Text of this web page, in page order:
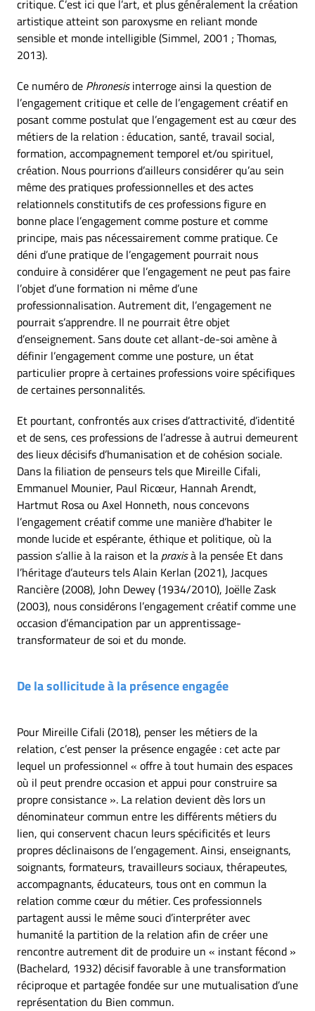
critique. C’est ici que l’art, et plus généralement la création
artistique atteint son paroxysme en reliant monde
sensible et monde intelligible (Simmel, 2001 ; Thomas,
2013).
Ce numéro de Phronesisinterroge ainsi la question de
l’engagement critique et celle de l’engagement créatif en
posant comme postulat que l’engagement est au cœur des
métiers de la relation : éducation, santé, travail social,
formation, accompagnement temporel et/ou spirituel,
création. Nous pourrions d’ailleurs considérer qu’au sein
même des pratiques professionnelles et des actes
relationnels constitutifs de ces professions figure en
bonne place l’engagement comme posture et comme
principe, mais pas nécessairement comme pratique. Ce
déni d’une pratique de l’engagement pourrait nous
conduire à considérer que l’engagement ne peut pas faire
l’objet d’une formation ni même d’une
professionnalisation. Autrement dit, l’engagement ne
pourrait s’apprendre. Il ne pourrait être objet
d’enseignement. Sans doute cet allant-de-soi amène à
définir l’engagement comme une posture, un état
particulier propre à certaines professions voire spécifiques
de certaines personnalités.
Et pourtant, confrontés aux crises d’attractivité, d’identité
et de sens, ces professions de l’adresse à autrui demeurent
des lieux décisifs d’humanisation et de cohésion sociale.
Dans la filiation de penseurs tels que Mireille Cifali,
Emmanuel Mounier, Paul Ricœur, Hannah Arendt,
Hartmut Rosa ou Axel Honneth, nous concevons
l’engagement créatif comme une manière d’habiter le
monde lucide et espérante, éthique et politique, où la
passion s’allie à la raison et la praxisà la pensée Et dans
l’héritage d’auteurs tels Alain Kerlan (2021), Jacques
Rancière (2008), John Dewey (1934/2010), Joëlle Zask
(2003), nous considérons l’engagement créatif comme une
occasion d’émancipation par un apprentissage-
transformateur de soi et du monde.
De la sollicitude à la présence engagée
Pour Mireille Cifali (2018), penser les métiers de la
relation, c’est penser la présence engagée : cet acte par
lequel un professionnel « offre à tout humain des espaces
où il peut prendre occasion et appui pour construire sa
propre consistance ». La relation devient dès lors un
dénominateur commun entre les différents métiers du
lien, qui conservent chacun leurs spécificités et leurs
propres déclinaisons de l’engagement. Ainsi, enseignants,
soignants, formateurs, travailleurs sociaux, thérapeutes,
accompagnants, éducateurs, tous ont en commun la
relation comme cœur du métier. Ces professionnels
partagent aussi le même souci d’interpréter avec
humanité la partition de la relation afin de créer une
rencontre autrement dit de produire un « instant fécond »
(Bachelard, 1932) décisif favorable à une transformation
réciproque et partagée fondée sur une mutualisation d’une
représentation du Bien commun.